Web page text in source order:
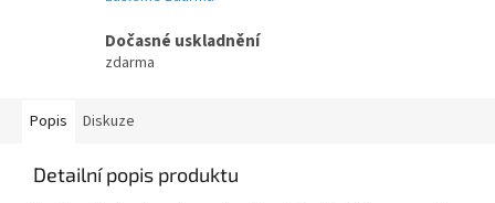
Dočasné uskladnění
zdarma
Popis Diskuze
Detailní popis produktu